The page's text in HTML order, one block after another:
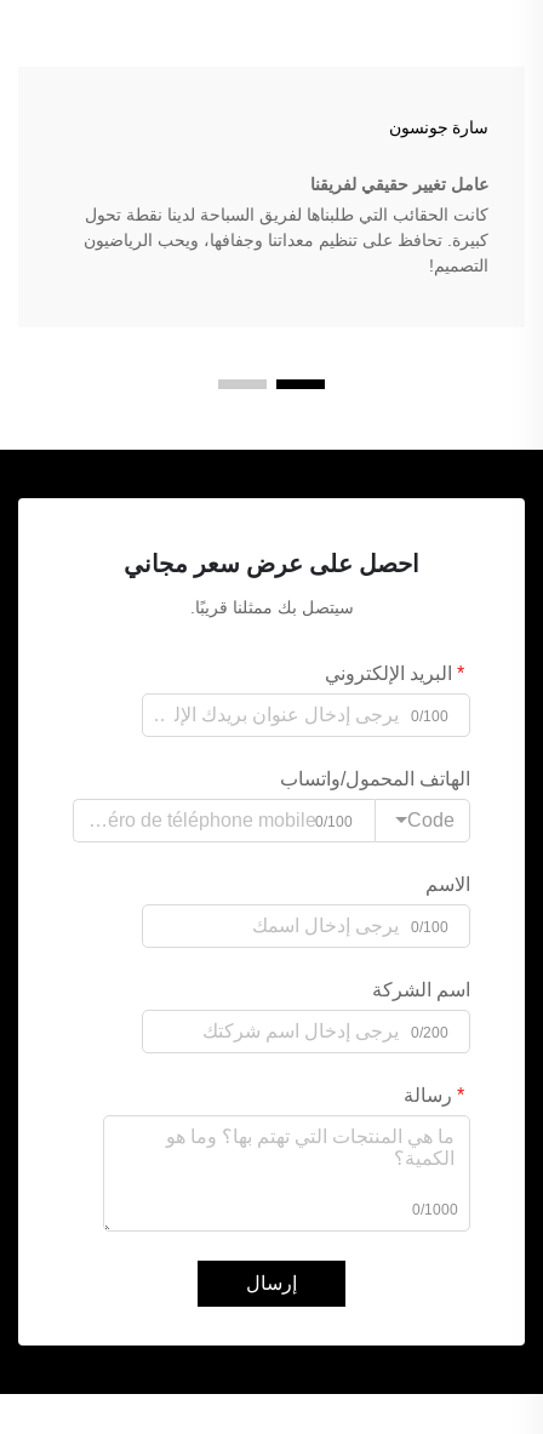
سارة جونسون
عامل تغيير حقيقي لفريقنا
كانت الحقائب التي طلبناها لفريق السباحة لدينا نقطة تحول
كبيرة. تحافظ على تنظيم معداتنا وجفافها، ويحب الرياضيون
التصميم!
احصل على عرض سعر مجاني
سيتصل بك ممثلنا قريبًا.
البريد الإلكتروني
0/100
الهاتف المحمول/واتساب
Code
0/100
الاسم
0/100
اسم الشركة
0/200
رسالة
0/1000
إرسال